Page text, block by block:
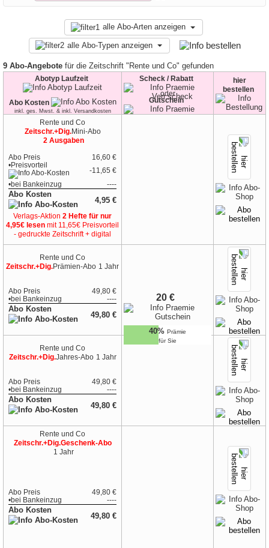
alle Abo-Arten anzeigen
alle Abo-Typen anzeigen
9 Abo-Angebote für die Zeitschrift "Rente und Co" gefunden
Abotyp Laufzeit
Abo Kosten
inkl. ges. Mwst. & inkl. Versandkosten
Scheck / Rabatt
oder
Gutschein
hier
bestellen
Rente und Co
Zeitschr.+Dig.Mini-Abo
2 Ausgaben
Abo Preis
16,60 €
•Preisvorteil
-11,65 €
•bei Bankeinzug ----
Abo Kosten
4,95 €
Verlags-Aktion 2 Hefte für nur
4,95€ lesen mit 11,65€ Preisvorteil
- gedruckte Zeitschrift + digital
Rente und Co
Zeitschr.+Dig.Prämien-Abo 1 Jahr
Abo Preis
49,80 €
•bei Bankeinzug ----
Abo Kosten
49,80 €
20 €
40% Prämie
für Sie
Rente und Co
Zeitschr.+Dig.Jahres-Abo 1 Jahr
Abo Preis
49,80 €
•bei Bankeinzug ----
Abo Kosten
49,80 €
Rente und Co
Zeitschr.+Dig.Geschenk-Abo
1 Jahr
Abo Preis
49,80 €
•bei Bankeinzug ----
Abo Kosten
49,80 €